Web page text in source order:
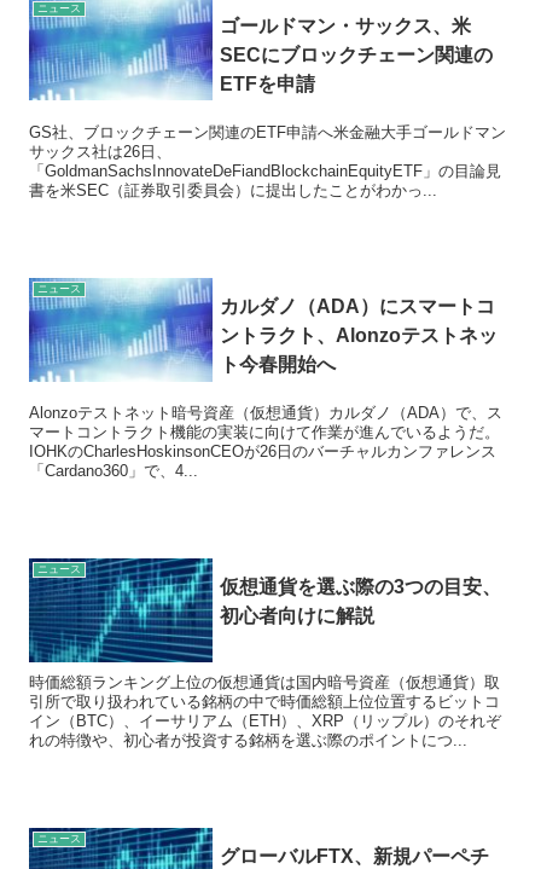
ニュース
ゴールドマン・サックス、米
SECにブロックチェーン関連の
ETFを申請
GS社、ブロックチェーン関連のETF申請へ米金融大手ゴールドマン
サックス社は26日、
「GoldmanSachsInnovateDeFiandBlockchainEquityETF」の目論見
書を米SEC（証券取引委員会）に提出したことがわかっ...
ニュース
カルダノ（ADA）にスマートコ
ントラクト、Alonzoテストネッ
ト今春開始へ
Alonzoテストネット暗号資産（仮想通貨）カルダノ（ADA）で、ス
マートコントラクト機能の実装に向けて作業が進んでいるようだ。
IOHKのCharlesHoskinsonCEOが26日のバーチャルカンファレンス
「Cardano360」で、4...
ニュース
仮想通貨を選ぶ際の3つの目安、
初心者向けに解説
時価総額ランキング上位の仮想通貨は国内暗号資産（仮想通貨）取
引所で取り扱われている銘柄の中で時価総額上位位置するビットコ
イン（BTC）、イーサリアム（ETH）、XRP（リップル）のそれぞ
れの特徴や、初心者が投資する銘柄を選ぶ際のポイントにつ...
ニュース
グローバルFTX、新規パーペチ